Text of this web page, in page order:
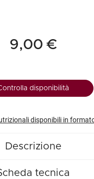
9,00 €
disponibilità
disponibili in
Descrizione
tecnica